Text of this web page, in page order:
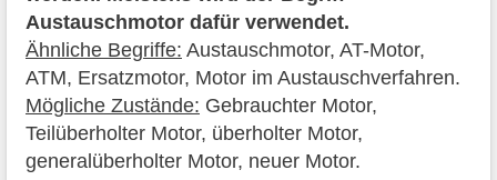
Austauschmotor dafür verwendet.
Ähnliche Begriffe: Austauschmotor, AT-Motor,
ATM, Ersatzmotor, Motor im Austauschverfahren.
Mögliche Zustände: Gebrauchter Motor,
Teilüberholter Motor, überholter Motor,
generalüberholter Motor, neuer Motor.